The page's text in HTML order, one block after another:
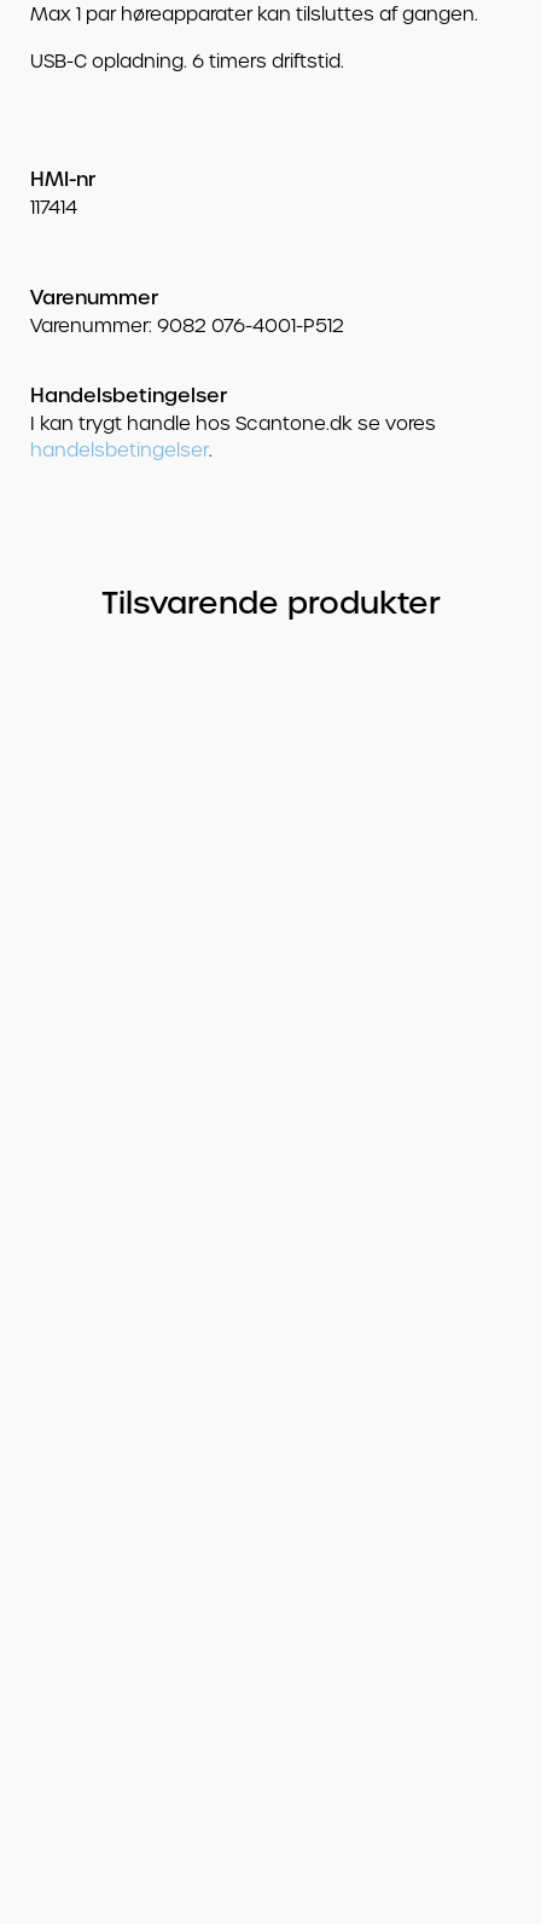
Max 1 par høreapparater kan tilsluttes af gangen.
USB-C opladning. 6 timers driftstid.
HMI-nr
117414
Varenummer
Varenummer: 9082 076-4001-P512
Handelsbetingelser
I kan trygt handle hos Scantone.dk se vores
handelsbetingelser.
Tilsvarende produkter